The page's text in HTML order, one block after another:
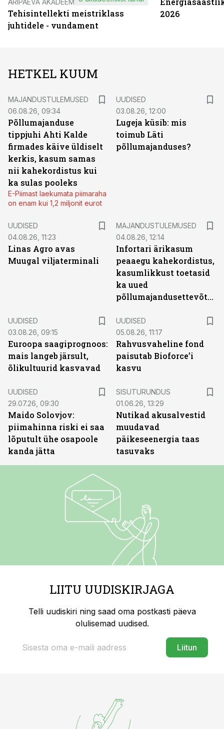
ÄRIPÄEVA AKADEEMIA
Tehisintellekti meistriklass
juhtidele - vundament
2026
HETKEL KUUM
MAJANDUSTULEMUSED
06.08.26, 09:34
Põllumajanduse
tippjuhi Ahti Kalde
firmades käive üldiselt
kerkis, kasum samas
nii kahekordistus kui
ka sulas pooleks
E-Piimast laekumata piimaraha
on enam kui 1,2 miljonit eurot
UUDISED
03.08.26, 12:00
Lugeja küsib: mis
toimub Läti
põllumajanduses?
UUDISED
04.08.26, 11:23
Linas Agro avas
Muugal viljaterminali
MAJANDUSTULEMUSED
04.08.26, 12:14
Infortari ärikasum
peaaegu kahekordistus,
kasumlikkust toetasid
ka uued
põllumajandusettevõtted
UUDISED
03.08.26, 09:15
Euroopa saagiprognoos:
mais langeb järsult,
õlikultuurid kasvavad
UUDISED
05.08.26, 11:17
Rahvusvaheline fond
paisutab Bioforce’i
kasvu
UUDISED
29.07.26, 09:30
Maido Solovjov:
piimahinna riski ei saa
lõputult ühe osapoole
kanda jätta
SISUTURUNDUS
01.06.26, 13:29
Nutikad akusalvestid
muudavad
päikeseenergia taas
tasuvaks
LIITU UUDISKIRJAGA
Telli uudiskiri ning saad oma postkasti päeva
olulisemad uudised.
Liitun